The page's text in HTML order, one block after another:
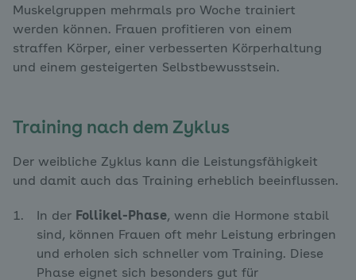
Muskelgruppen mehrmals pro Woche trainiert
werden können. Frauen profitieren von einem
straffen Körper, einer verbesserten Körperhaltung
und einem gesteigerten Selbstbewusstsein.
Training nach dem Zyklus
Der weibliche Zyklus kann die Leistungsfähigkeit
und damit auch das Training erheblich beeinflussen.
In der Follikel-Phase, wenn die Hormone stabil
sind, können Frauen oft mehr Leistung erbringen
und erholen sich schneller vom Training. Diese
Phase eignet sich besonders gut für